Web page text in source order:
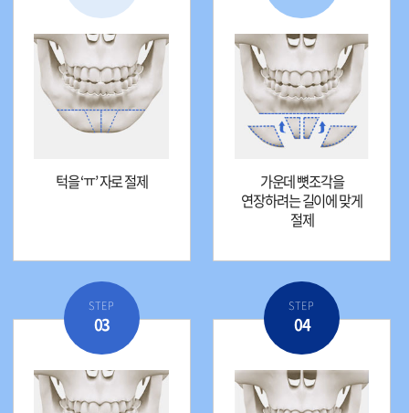
턱을 ‘ㅠ’ 자로 절제
가운데 뼛조각을
연장하려는 길이에 맞게
절제
STEP
03
STEP
04